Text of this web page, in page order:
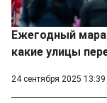
Ежегодный
какие улицы
24 сентября 2025 13:39